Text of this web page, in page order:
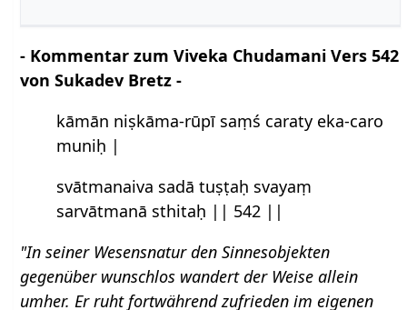
- Kommentar zum Viveka Chudamani Vers 542
von Sukadev Bretz -
kāmān niṣkāma-rūpī saṃś caraty eka-caro
muniḥ |
svātmanaiva sadā tuṣṭaḥ svayaṃ
sarvātmanā sthitaḥ || 542 ||
"In seiner Wesensnatur den Sinnesobjekten
gegenüber wunschlos wandert der Weise allein
umher. Er ruht fortwährend zufrieden im eigenen